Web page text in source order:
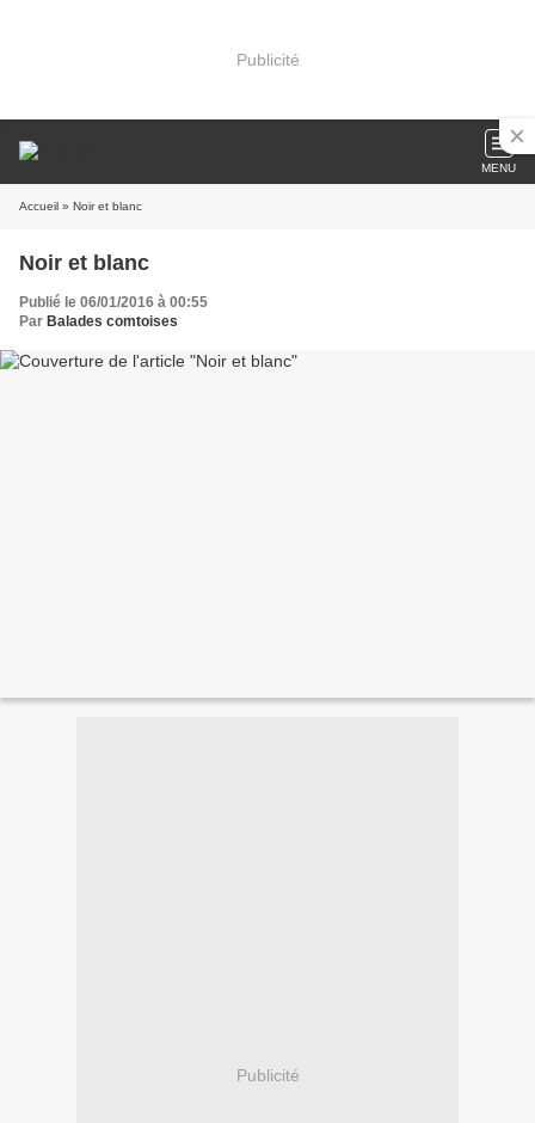
Publicité
MENU
Accueil » Noir et blanc
Noir et blanc
Publié le 06/01/2016 à 00:55
Par Balades comtoises
Publicité